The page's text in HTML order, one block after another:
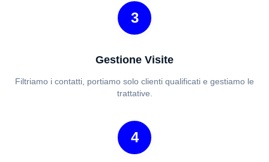
3
Gestione Visite
Filtriamo i contatti, portiamo solo clienti qualificati e gestiamo le
trattative.
4